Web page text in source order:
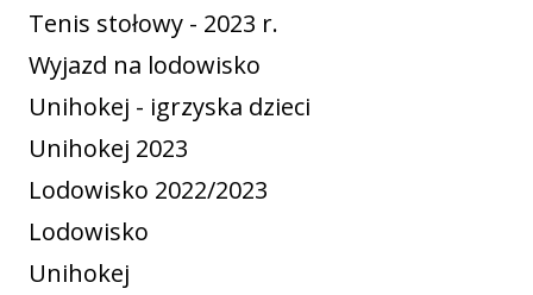
Tenis stołowy - 2023 r.
Wyjazd na lodowisko
Unihokej - igrzyska dzieci
Unihokej 2023
Lodowisko 2022/2023
Lodowisko
Unihokej